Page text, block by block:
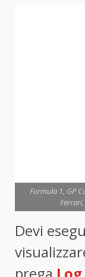
Formula 1, GP
Devi
prega